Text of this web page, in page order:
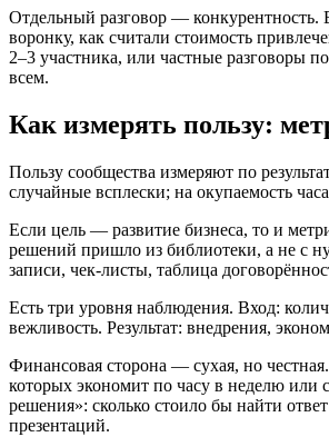
Отдельный разговор — конкурентность.
воронку, как считали стоимость
2–3 участника, или частные разговоры
всем.
Как измерять пользу:
Пользу сообщества измеряют по
случайные всплески; на окупаемость
Если цель — развитие бизнеса, то и
решений пришло из библиотеки, а не с
записи, чек‑листы, таблица
Есть три уровня наблюдения. Вход:
вежливость. Результат: внедрения,
Финансовая сторона — сухая, но
которых экономит по часу в неделю или
решения»: сколько стоило бы найти
презентаций.